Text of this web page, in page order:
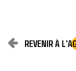
REVENIR À